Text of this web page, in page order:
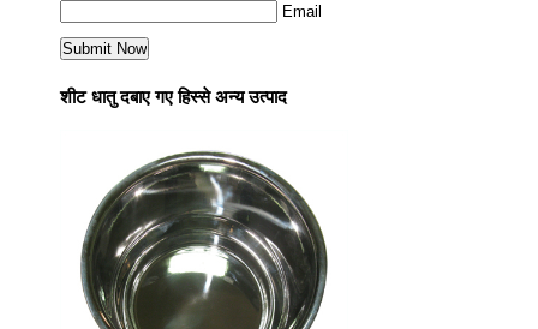
Email
शीट धातु दबाए गए हिस्से अन्य उत्पाद